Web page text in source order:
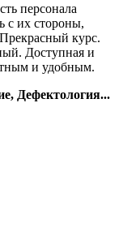
персонала
с их стороны,
курс.
Доступная и
и удобным.
Дефектология...